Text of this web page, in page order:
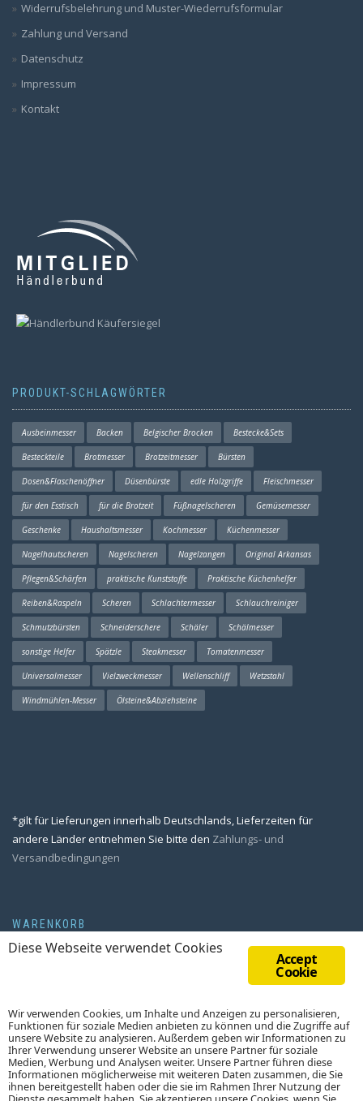
Widerrufsbelehrung und Muster-Wiederrufsformular
Zahlung und Versand
Datenschutz
Impressum
Kontakt
PRODUKT-SCHLAGWÖRTER
Ausbeinmesser Backen Belgischer Brocken Bestecke&Sets
Besteckteile Brotmesser Brotzeitmesser Bürsten
Dosen&Flaschenöffner Düsenbürste edle Holzgriffe Fleischmesser
für den Esstisch für die Brotzeit Füßnagelscheren Gemüsemesser
Geschenke Haushaltsmesser Kochmesser Küchenmesser
Nagelhautscheren Nagelscheren Nagelzangen Original Arkansas
Pflegen&Schärfen praktische Kunststoffe Praktische Küchenhelfer
Reiben&Raspeln Scheren Schlachtermesser Schlauchreiniger
Schmutzbürsten Schneiderschere Schäler Schälmesser
sonstige Helfer Spätzle Steakmesser Tomatenmesser
Universalmesser Vielzweckmesser Wellenschliff Wetzstahl
Windmühlen-Messer Ölsteine&Abziehsteine
*gilt für Lieferungen innerhalb Deutschlands, Lieferzeiten für
andere Länder entnehmen Sie bitte den Zahlungs- und
Versandbedingungen
WARENKORB
© 2018 SCHWARZALD-MESSER.DE
Accept
Cookie
Diese Webseite verwendet Cookies
Wir verwenden Cookies, um Inhalte und Anzeigen zu personalisieren,
Funktionen für soziale Medien anbieten zu können und die Zugriffe auf
unsere Website zu analysieren. Außerdem geben wir Informationen zu
Ihrer Verwendung unserer Website an unsere Partner für soziale
Medien, Werbung und Analysen weiter. Unsere Partner führen diese
Informationen möglicherweise mit weiteren Daten zusammen, die Sie
ihnen bereitgestellt haben oder die sie im Rahmen Ihrer Nutzung der